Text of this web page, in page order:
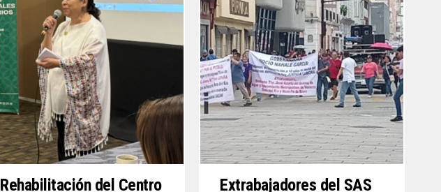
Rehabilitación del Centro
Extrabajadores del SAS